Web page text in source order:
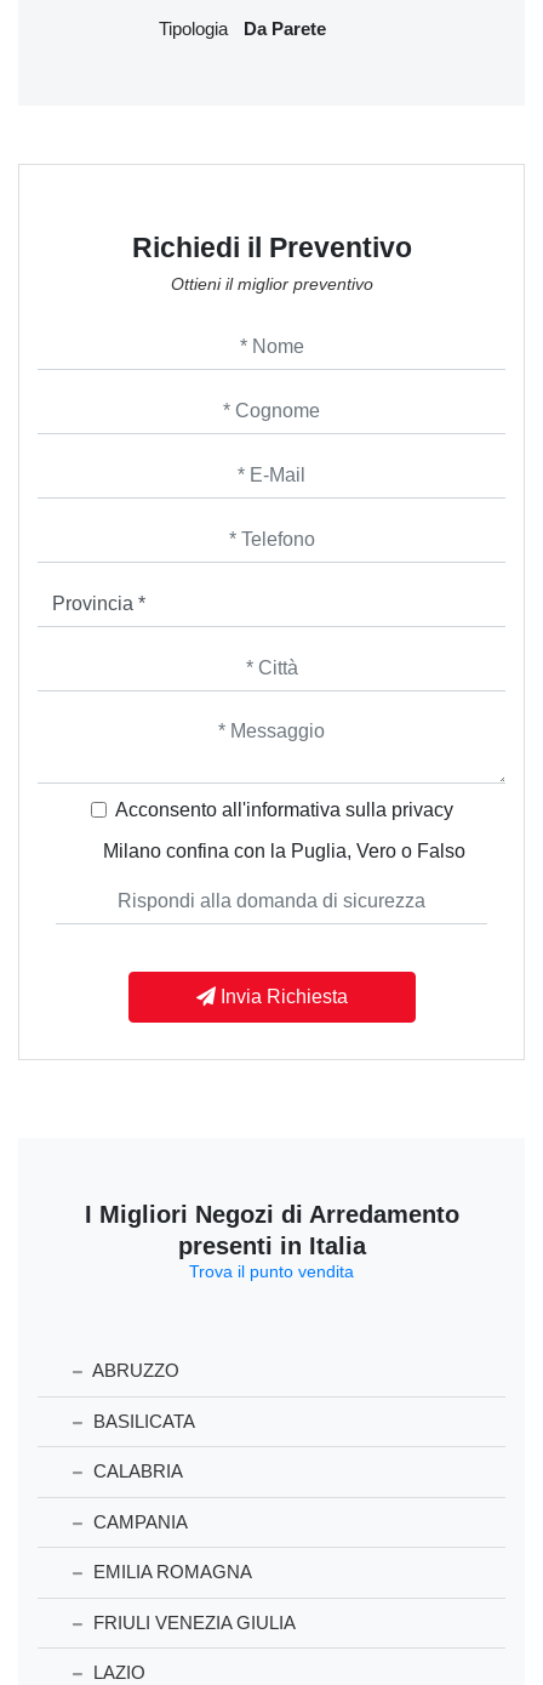
Richiedi il Preventivo
Ottieni il miglior preventivo
Acconsento all'informativa sulla privacy
Milano confina con la Puglia, Vero o Falso
Invia Richiesta
Tipologia Da Parete
I Migliori Negozi di Arredamento
presenti in Italia
Trova il punto vendita
ABRUZZO
BASILICATA
CALABRIA
CAMPANIA
EMILIA ROMAGNA
FRIULI VENEZIA GIULIA
LAZIO